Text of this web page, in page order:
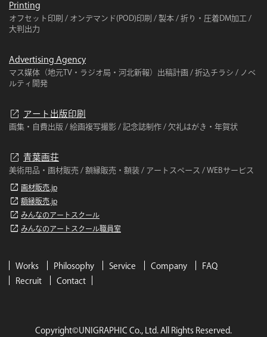
Printing
オフセット印刷 / オンデマンド(POD)印刷 / 製本 / 折り・圧着DM加工 /
大判出力
Advertising Agency
マス媒体（地元TV・ラジオ局・河北新報）出稿計画 / 折込チラシ / ノベ
ルティ開発
open_in_new アート出版印刷
画集・自費出版 / 絵画複写撮影 / 記念誌制作 / 欠礼はがき・年賀状
open_in_new 青葉画荘
美術用品・画材販売 / 額縁販売・額装 / アートスペース / WEBサービス
open_in_new 画材販売.jp
open_in_new 額縁販売.jp
open_in_new みんなのアートスクール
open_in_new みんなのアートスクール職員室
Works Philosophy Service Company
FAQ
Recruit
Contact
Copyright©UNIGRAPHIC Co., Ltd. All Rights Reserved.